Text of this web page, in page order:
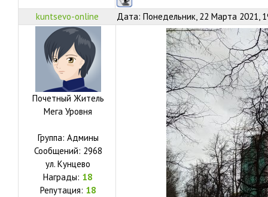
kuntsevo-online Дата: Понедельник, 22 Марта 2021,
Почетный Житель
Мега Уровня
Группа: Админы
Сообщений: 2968
ул. Кунцево
Награды: 18
Репутация: 18